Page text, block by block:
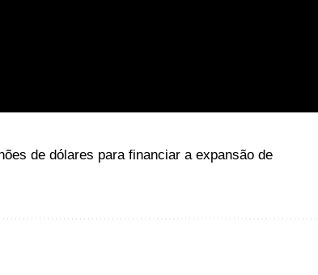
de dólares para financiar a expansão de